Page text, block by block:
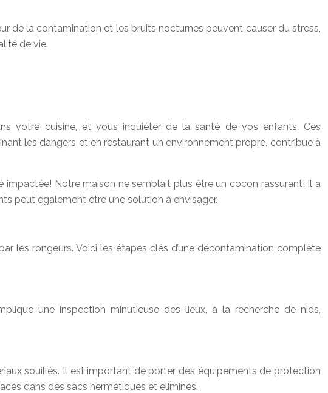
de la contamination et les bruits nocturnes peuvent causer du stress,
de vie.
votre cuisine, et vous inquiéter de la santé de vos enfants. Ces
les dangers et en restaurant un environnement propre, contribue à
Notre maison ne semblait plus être un cocon rassurant! Il a
peut également être une solution à envisager.
les rongeurs. Voici les étapes clés d’une décontamination complète
une inspection minutieuse des lieux, à la recherche de nids,
souillés. Il est important de porter des équipements de protection
dans des sacs hermétiques et éliminés.